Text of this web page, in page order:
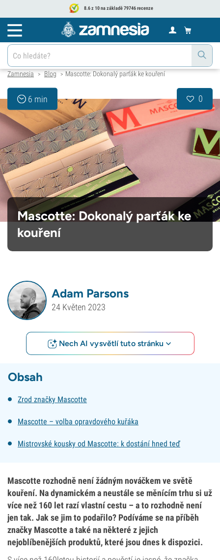
8.6 z 10 na základě 79746 recenze
Zamnesia > Blog > Mascotte: Dokonalý parťák ke kouření
6 min 0
Mascotte: Dokonalý parťák ke
kouření
Adam Parsons
24 Květen 2023
Nech AI vysvětlí tuto stránku
Obsah
Zrod značky Mascotte
Mascotte – volba opravdového kuřáka
Mistrovské kousky od Mascotte: k dostání hned teď
Mascotte rozhodně není žádným nováčkem ve světě
kouření. Na dynamickém a neustále se měnícím trhu si už
více než 160 let razí vlastní cestu – a to rozhodně není
jen tak. Jak se jim to podařilo? Podíváme se na příběh
značky Mascotte a také na některé z jejich
nejoblíbenějších produktů, které jsou dnes k dispozici.